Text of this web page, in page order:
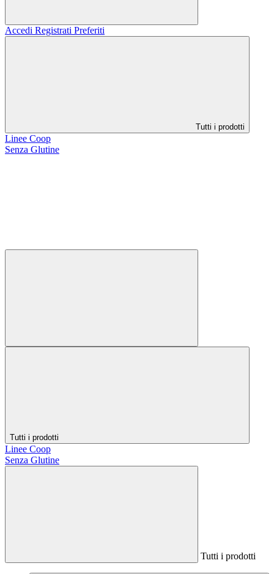
Accedi Registrati Preferiti
Tutti i prodotti
Linee Coop
Senza Glutine
Tutti i prodotti
Linee Coop
Senza Glutine
Tutti i prodotti